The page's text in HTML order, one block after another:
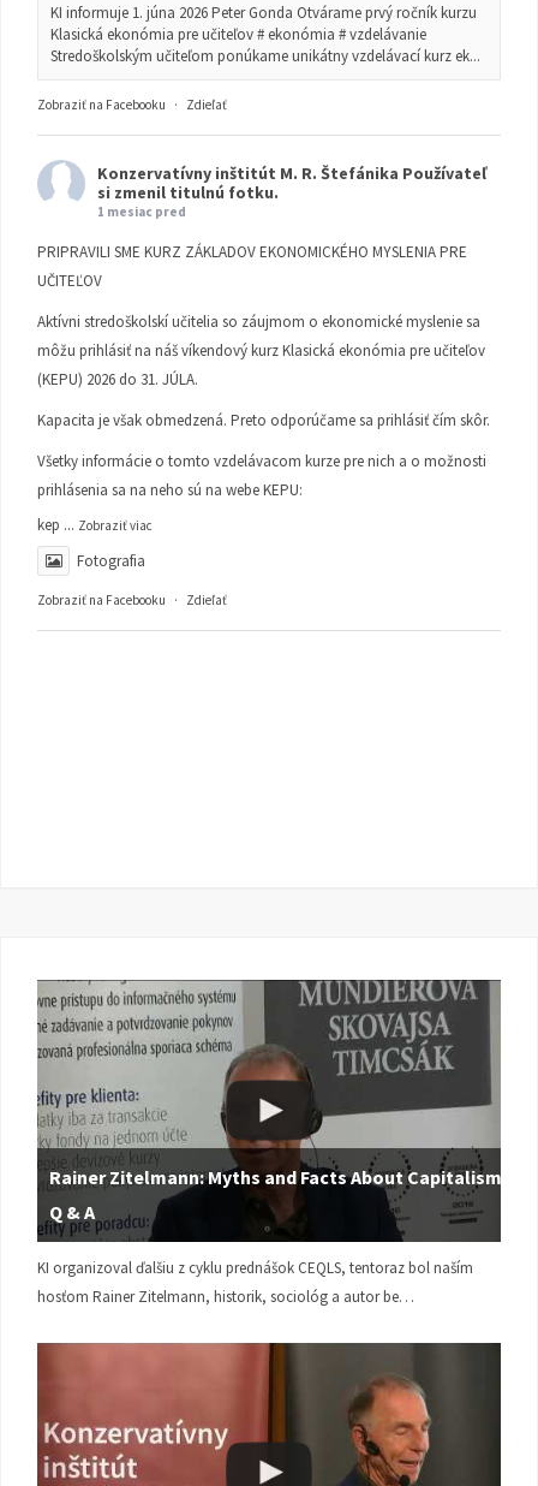
KI informuje 1. júna 2026 Peter Gonda Otvárame prvý ročník kurzu
Klasická ekonómia pre učiteľov # ekonómia # vzdelávanie
Stredoškolským učiteľom ponúkame unikátny vzdelávací kurz ek...
Zobraziť na Facebooku · Zdieľať
Konzervatívny inštitút M. R. Štefánika Používateľ
si zmenil titulnú fotku.
1 mesiac pred
PRIPRAVILI SME KURZ ZÁKLADOV EKONOMICKÉHO MYSLENIA PRE
UČITEĽOV
Aktívni stredoškolskí učitelia so záujmom o ekonomické myslenie sa
môžu prihlásiť na náš víkendový kurz Klasická ekonómia pre učiteľov
(KEPU) 2026 do 31. JÚLA.
Kapacita je však obmedzená. Preto odporúčame sa prihlásiť čím skôr.
Všetky informácie o tomto vzdelávacom kurze pre nich a o možnosti
prihlásenia sa na neho sú na webe KEPU:
kep ... Zobraziť viac
Fotografia
Zobraziť na Facebooku · Zdieľať
Rainer Zitelmann: Myths and Facts About Capitalism |
Q & A
KI organizoval ďalšiu z cyklu prednášok CEQLS, tentoraz bol naším
hosťom Rainer Zitelmann, historik, sociológ a autor be…